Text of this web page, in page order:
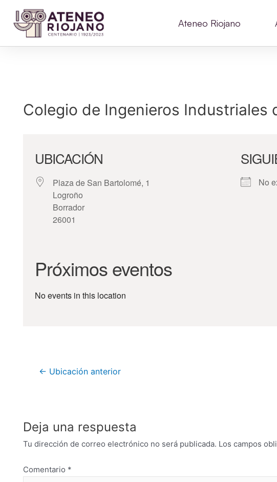
Ateneo Riojano
Colegio de Ingenieros Industriales
UBICACIÓN
Plaza de San Bartolomé, 1
Logroño
Borrador
26001
No
Próximos eventos
No events in this location
← Ubicación anterior
Deja una respuesta
Tu dirección de correo electrónico no será publicada. Los campos
Comentario *